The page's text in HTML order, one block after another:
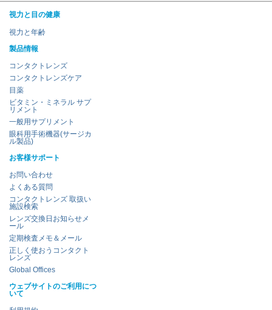
視力と目の健康
視力と年齢
製品情報
コンタクトレンズ
コンタクトレンズケア
目薬
ビタミン・ミネラル サプ
リメント
一般用サプリメント
眼科用手術機器(サージカ
ル製品)
お客様サポート
お問い合わせ
よくある質問
コンタクトレンズ 取扱い
施設検索
レンズ交換日お知らせメ
ール
定期検査メモ＆メール
正しく使おうコンタクト
レンズ
Global Offices
ウェブサイトのご利用につ
いて